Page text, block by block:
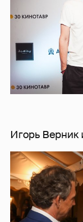
Игорь Верник